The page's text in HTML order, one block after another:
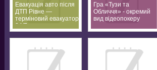
Евакуація авто після
ДТП Рівне —
терміновий евакуатор
24/7
Гра «Тузи та
Обличчя» - окремий
вид відеопокеру